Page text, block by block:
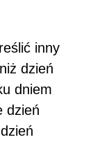
inny
dzień
dniem
dzień